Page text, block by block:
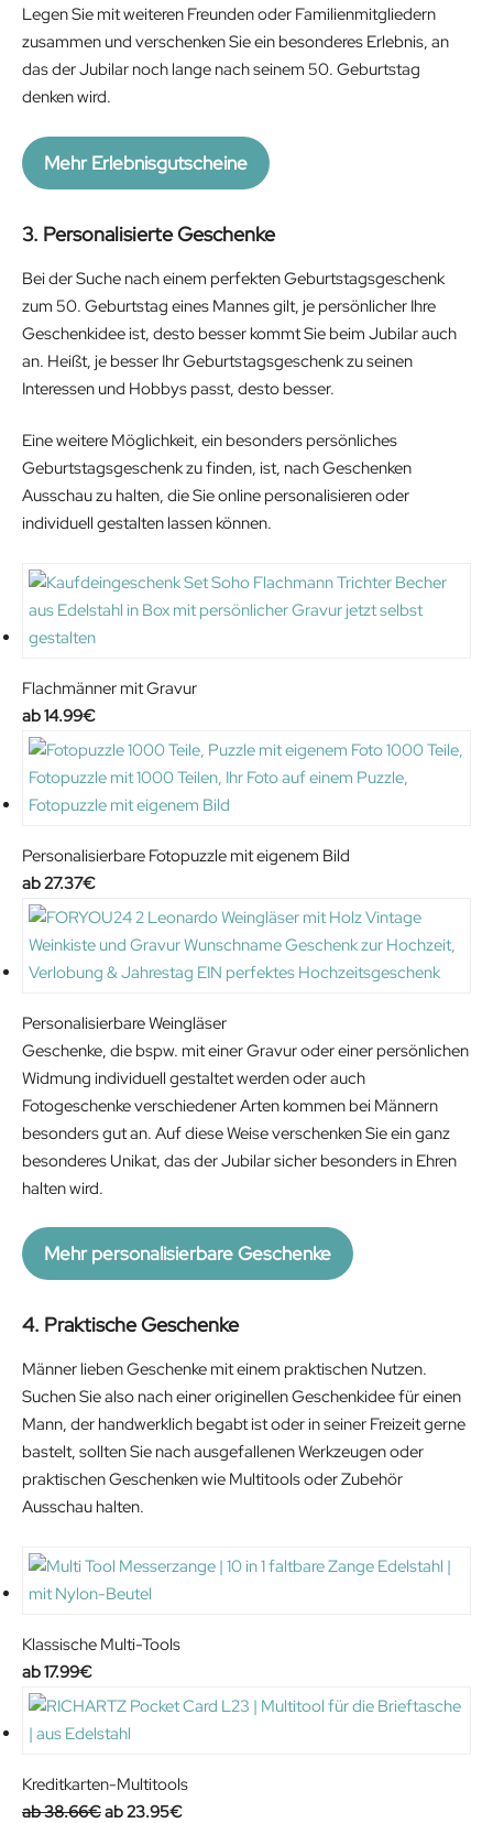
Legen Sie mit weiteren Freunden oder Familienmitgliedern
zusammen und verschenken Sie ein besonderes Erlebnis, an
das der Jubilar noch lange nach seinem 50. Geburtstag
denken wird.
Mehr Erlebnisgutscheine
3. Personalisierte Geschenke
Bei der Suche nach einem perfekten Geburtstagsgeschenk
zum 50. Geburtstag eines Mannes gilt, je persönlicher Ihre
Geschenkidee ist, desto besser kommt Sie beim Jubilar auch
an. Heißt, je besser Ihr Geburtstagsgeschenk zu seinen
Interessen und Hobbys passt, desto besser.
Eine weitere Möglichkeit, ein besonders persönliches
Geburtstagsgeschenk zu finden, ist, nach Geschenken
Ausschau zu halten, die Sie online personalisieren oder
individuell gestalten lassen können.
Flachmänner mit Gravur
14.99€
Personalisierbare Fotopuzzle mit eigenem Bild
27.37€
Personalisierbare Weingläser
Geschenke, die bspw. mit einer Gravur oder einer persönlichen
Widmung individuell gestaltet werden oder auch
Fotogeschenke verschiedener Arten kommen bei Männern
besonders gut an. Auf diese Weise verschenken Sie ein ganz
besonderes Unikat, das der Jubilar sicher besonders in Ehren
halten wird.
Mehr personalisierbare Geschenke
4. Praktische Geschenke
Männer lieben Geschenke mit einem praktischen Nutzen.
Suchen Sie also nach einer originellen Geschenkidee für einen
Mann, der handwerklich begabt ist oder in seiner Freizeit gerne
bastelt, sollten Sie nach ausgefallenen Werkzeugen oder
praktischen Geschenken wie Multitools oder Zubehör
Ausschau halten.
Klassische Multi-Tools
17.99€
Kreditkarten-Multitools
38.66€O 23.95€C